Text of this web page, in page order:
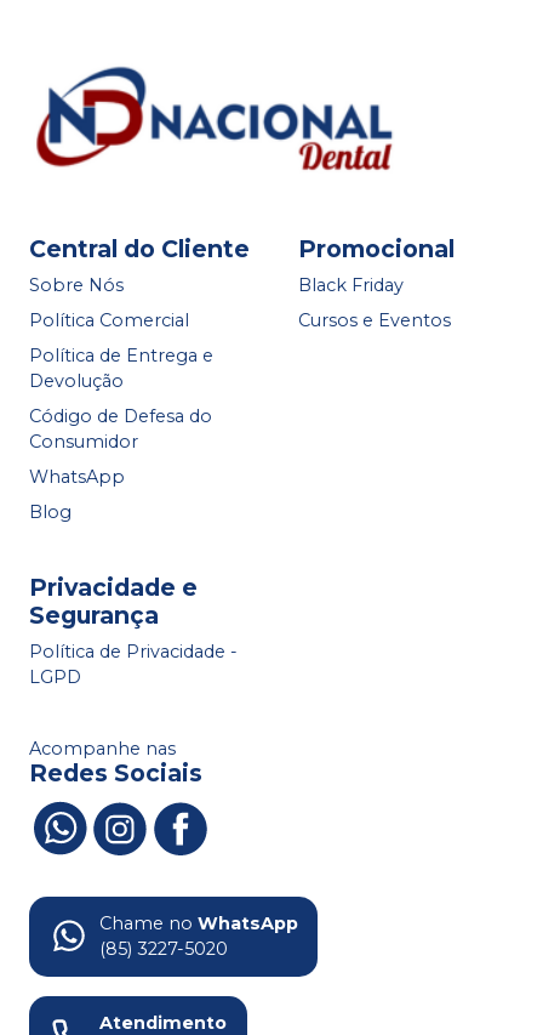
Central do Cliente
Sobre Nós
Política Comercial
Política de Entrega e
Devolução
Código de Defesa do
Consumidor
WhatsApp
Blog
Promocional
Black Friday
Cursos e Eventos
Privacidade e
Segurança
Política de Privacidade -
LGPD
Acompanhe nas
Redes Sociais
Chame no WhatsApp
(85) 3227-5020
Atendimento